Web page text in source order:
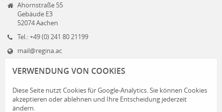
Ahornstraße 55
Gebäude E3
52074 Aachen
Tel.: +49 (0) 241 80 21199
mail@regina.ac
VERWENDUNG VON COOKIES
Diese Seite nutzt Cookies für Google-Analytics. Sie können Cookies
akzeptieren oder ablehnen und Ihre Entscheidung jederzeit
ändern.